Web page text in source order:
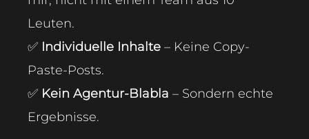
Leuten.
✅ Individuelle Inhalte – Keine Copy-
Paste-Posts.
✅ Kein Agentur-Blabla – Sondern echte
Ergebnisse.